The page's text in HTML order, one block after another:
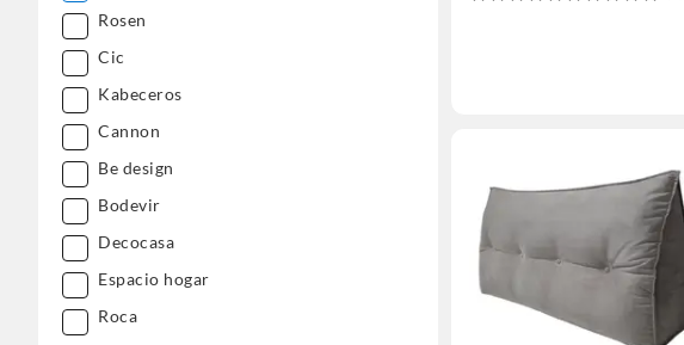
Rosen
Cic
Kabeceros
Cannon
Be design
Bodevir
Decocasa
Espacio hogar
Roca